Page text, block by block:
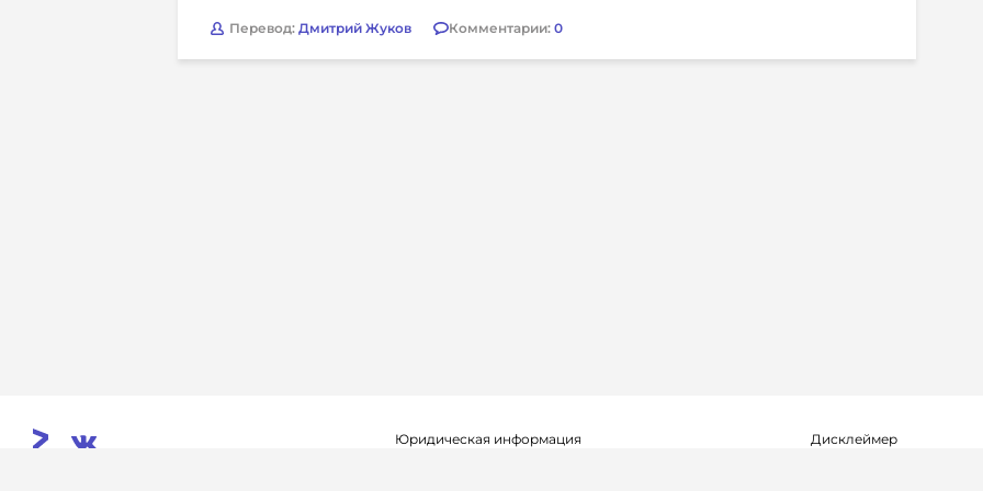
Перевод: Дмитрий Жуков Комментарии: 0
Юридическая информация Дисклеймер